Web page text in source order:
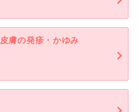
皮膚の発疹・かゆみ